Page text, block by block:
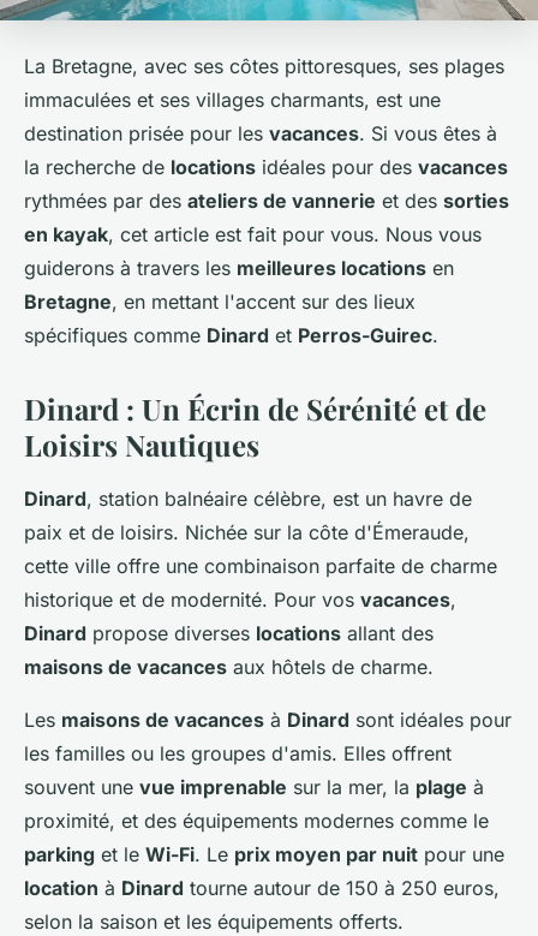
La Bretagne, avec ses côtes pittoresques, ses plages
immaculées et ses villages charmants, est une
destination prisée pour les vacances. Si vous êtes à
la recherche de locations idéales pour des vacances
rythmées par des ateliers de vannerie et des sorties
en kayak, cet article est fait pour vous. Nous vous
guiderons à travers les meilleures locations en
Bretagne, en mettant l'accent sur des lieux
spécifiques comme Dinard et Perros-Guirec.
Dinard : Un Écrin de Sérénité et de
Loisirs Nautiques
Dinard, station balnéaire célèbre, est un havre de
paix et de loisirs. Nichée sur la côte d'Émeraude,
cette ville offre une combinaison parfaite de charme
historique et de modernité. Pour vos vacances,
Dinard propose diverses locations allant des
maisons de vacances aux hôtels de charme.
Les maisons de vacances à Dinard sont idéales pour
les familles ou les groupes d'amis. Elles offrent
souvent une vue imprenable sur la mer, la plage à
proximité, et des équipements modernes comme le
parking et le Wi-Fi. Le prix moyen par nuit pour une
location à Dinard tourne autour de 150 à 250 euros,
selon la saison et les équipements offerts.